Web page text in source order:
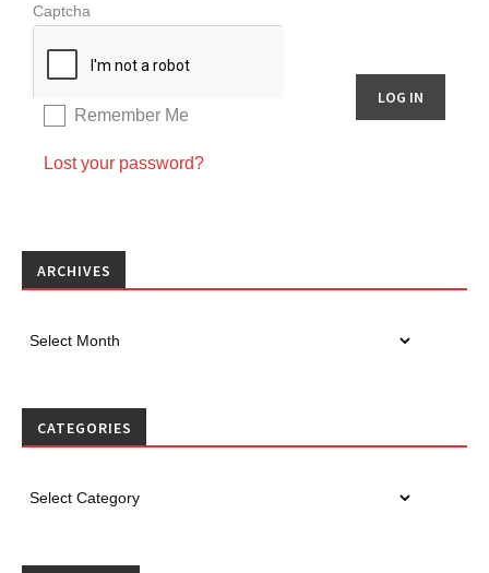
Captcha
Remember Me
Lost your password?
ARCHIVES
CATEGORIES